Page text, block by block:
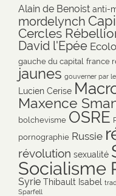
Alain de Benoist anti-
mordelynch
Cercles
David l'Epée
gauche du capital france
jaunes gouverner par
Lucien Cerise
Maxence
bolchevisme OSRE
pornographie Russie
révolution sexualité
Socialisme
Syrie Thibault Isabel
Sparfell